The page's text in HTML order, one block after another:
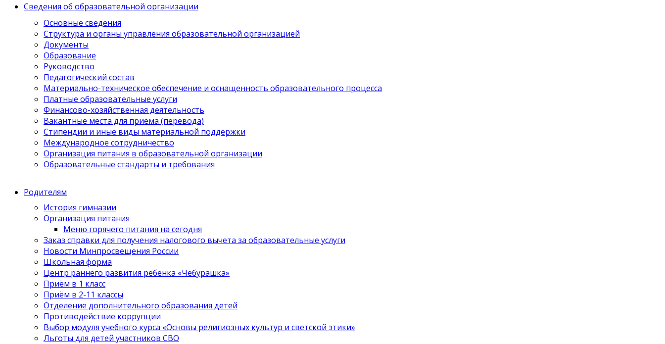
Сведения об образовательной организации
Основные сведения
Структура и органы управления образовательной организацией
Документы
Образование
Руководство
Педагогический состав
Материально-техническое обеспечение и оснащенность образовательного процесса
Платные образовательные услуги
Финансово-хозяйственная деятельность
Вакантные места для приёма (перевода)
Стипендии и иные виды материальной поддержки
Международное сотрудничество
Организация питания в образовательной организации
Образовательные стандарты и требования
Родителям
История гимназии
Организация питания
Меню горячего питания на сегодня
Заказ справки для получения налогового вычета за образовательные услуги
Новости Минпросвещения России
Школьная форма
Центр раннего развития ребенка «Чебурашка»
Приём в 1 класс
Приём в 2-11 классы
Отделение дополнительного образования детей
Противодействие коррупции
Выбор модуля учебного курса «Основы религиозных культур и светской этики»
Льготы для детей участников СВО